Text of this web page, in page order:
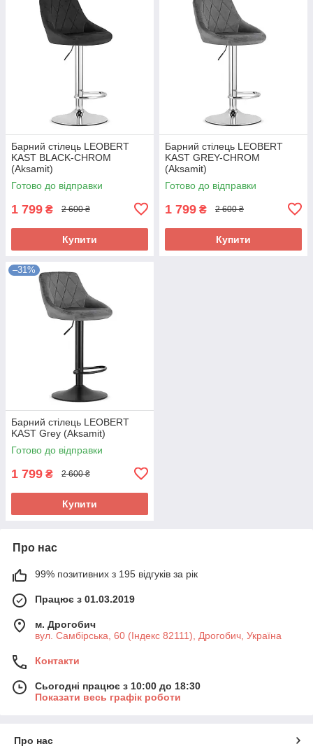
Барний стілець LEOBERT
KAST BLACK-CHROM
(Aksamit)
Готово до відправки
1 799 ₴ 2 600 ₴
Купити
Барний стілець LEOBERT
KAST GREY-CHROM
(Aksamit)
Готово до відправки
1 799 ₴ 2 600 ₴
Купити
–31%
Барний стілець LEOBERT
KAST Grey (Aksamit)
Готово до відправки
1 799 ₴ 2 600 ₴
Купити
Про нас
99% позитивних з 195 відгуків за рік
Працює з 01.03.2019
м. Дрогобич
вул. Самбірська, 60 (Індекс 82111), Дрогобич, Україна
Контакти
Сьогодні працює з 10:00 до 18:30
Показати весь графік роботи
Про нас